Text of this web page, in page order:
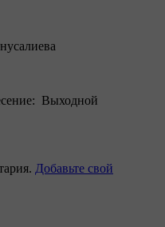
Выходной
Добавьте свой